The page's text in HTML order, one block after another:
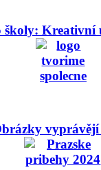
Kreativní